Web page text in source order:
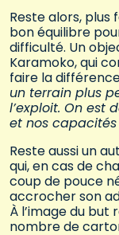
Reste alors, plus
bon équilibre
difficulté. Un
Karamoko, qui
faire la
un terrain plus
l’exploit. On est
et nos capacités
Reste aussi un
qui, en cas de
coup de pouce
accrocher son
À l’image du
nombre de